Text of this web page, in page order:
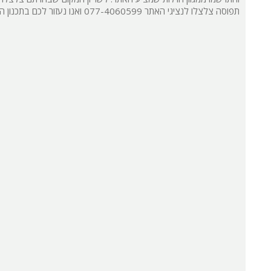
תפוסה צלצלו לנציגי האתר 077-4060599 ואנו נעזור לכם בתכנון החופשה.